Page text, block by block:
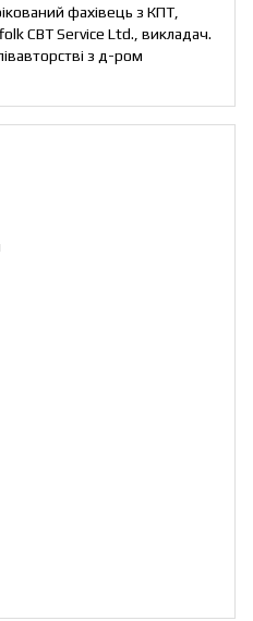
фахівець з КПТ,
CBT Service Ltd., викладач.
з д-ром